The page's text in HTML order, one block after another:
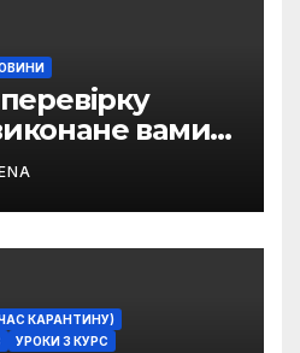
вами
КАРАНТИНУ)
УРОКИ 3 КУРС